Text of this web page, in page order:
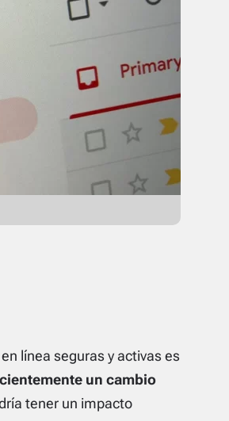
línea seguras y activas es
un cambio
tener un impacto